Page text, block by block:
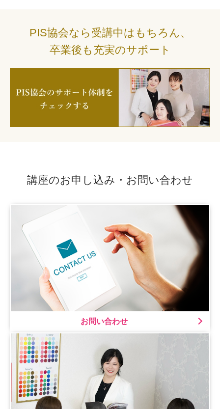
PIS協会なら受講中はもちろん、
卒業後も充実のサポート
講座のお申し込み・お問い合わせ
お問い合わせ